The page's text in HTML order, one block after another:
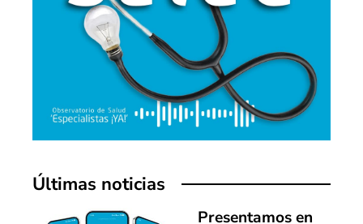
Últimas noticias
Presentamos en